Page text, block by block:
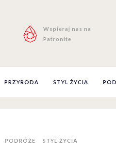
Wspieraj nas na
Patronite
PRZYRODA STYL ŻYCIA
PODRÓŻE STYL ŻYCIA